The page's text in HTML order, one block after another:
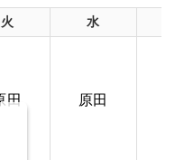
火 水
田 原田